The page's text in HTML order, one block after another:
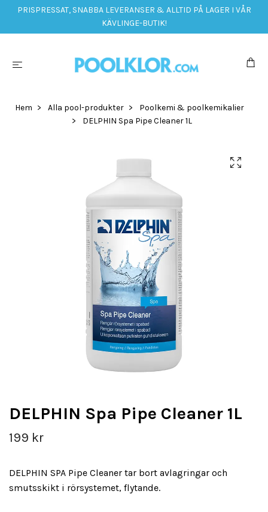
PRISPRESSAT, SNABBA LEVERANSER & ALLTID PÅ LAGER I VÅR
KÄVLINGE-BUTIK!
Hem Alla pool-produkter
Poolkemi & poolkemikalier
DELPHIN Spa Pipe Cleaner 1L
DELPHIN Spa Pipe Cleaner 1L
199 kr
DELPHIN SPA Pipe Cleaner tar bort avlagringar och
smutsskikt i rörsystemet, flytande.